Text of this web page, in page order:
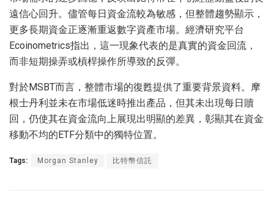
遠信心回升。儘管每日資金流較為敏感，但整體趨勢顯示，
更多長期資金正逐漸重返數字資產市場。經濟研究平台
Ecoinometrics指出，這一現象代表的是真實的資金回流，
而非短期操弄或槓桿操作所導致的反彈。
對於MSBT而言，整體市場的復甦提供了重要背景資料。摩
根士丹利並未在市場低迷時推出產品，但其未出現每日贖
回，仍使其在資金流向上展現出明顯的差異，彰顯其在資金
移動不均的ETF分類中的獨特位置。
Tags: Morgan Stanley 比特幣信託